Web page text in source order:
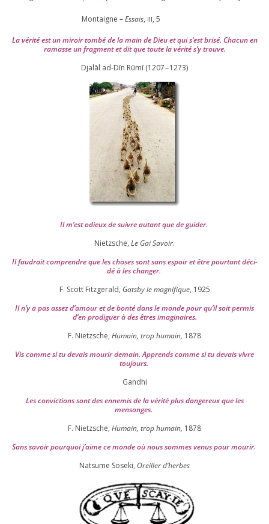
Montaigne –Essais, III, 5
La véri­té est un miroir tom­bé de la main de Dieu et qui s’est bri­sé. Chacun en
ramasse un frag­ment et dit que toute la véri­té s’y trouve.
Djalāl ad-Dīn Rūmī (1207–1273)
Il m’est odieux de suivre autant que de gui­der.
Nietzsche, Le Gai Savoir.
Il fau­drait com­prendre que les choses sont sans espoir et être pour­tant déci­
dé à les chan­ger.
F. Scott Fitzgerald, Gatsby le magni­fique, 1925
Il n’y a pas assez d’a­mour et de bon­té dans le monde pour qu’il soit per­mis
d’en pro­di­guer à des êtres imaginaires.
F. Nietzsche, Humain, trop humain, 1878
Vis comme si tu devais mou­rir demain. Apprends comme si tu devais vivre
toujours.
Gandhi
Les convic­tions sont des enne­mis de la véri­té plus dan­ge­reux que les
mensonges.
F. Nietzsche, Humain, trop humain, 1878
Sans savoir pour­quoi j’aime ce monde où nous sommes venus pour mourir.
Natsume Soseki, Oreiller d’herbes